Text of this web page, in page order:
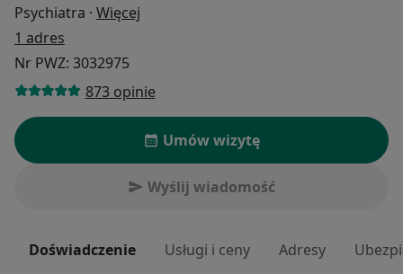
Psychiatra · Więcej
1 adres
Nr PWZ: 3032975
873 opinie
Umów wizytę
Wyślij wiadomość
Doświadczenie Usługi i ceny Adresy